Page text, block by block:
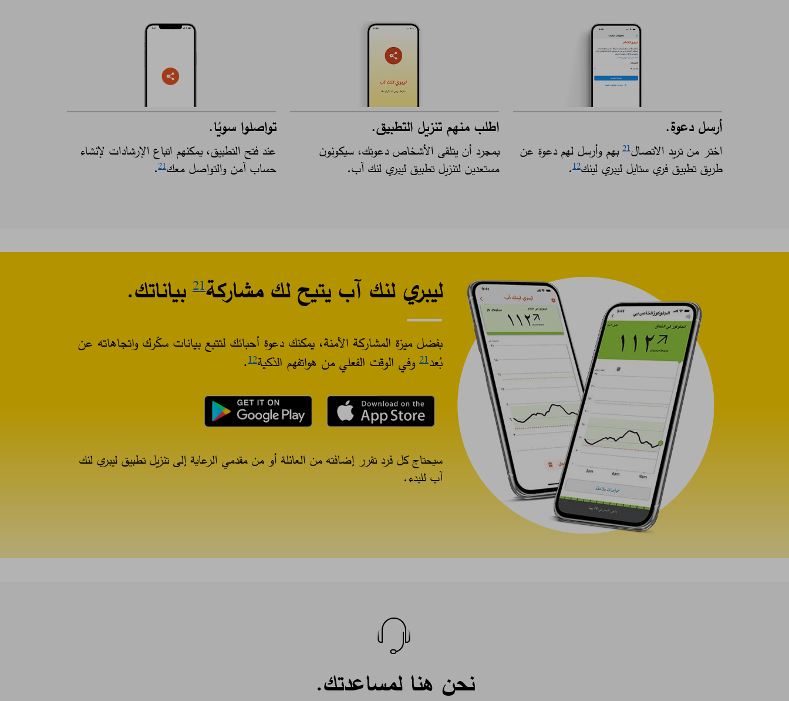
أرسل دعوة.
اختر من تريد الاتصال21 بهم وأرسل لهم دعوة عن
طريق تطبيق فري ستايل ليبري لينك12
. ​
اطلب منهم تنزيل التطبيق.
بمجرد أن يتلقى الأشخاص دعوتك، سيكونون
مستعدين لتنزيل تطبيق ليبري لنك آب.
تواصلوا سويًا.
عند فتح التطبيق، يمكنهم اتباع الإرشادات لإنشاء
حساب آمن والتواصل معك21
.
ليبري لنك آب يتيح لك مشاركة21 بياناتك.​
بفضل ميزة المشاركة الآمنة، يمكنك دعوة أحبائك لتتبع بيانات سكّرك واتجاهاته عن
بُعد21 وفي الوقت الفعلي من هواتفهم الذكية12
. ​
سيحتاج كل فرد تقرر إضافته من العائلة أو من مقدمي الرعاية إلى تنزيل تطبيق ليبري لنك
آب للبدء.
نحن هنا لمساعدتك.